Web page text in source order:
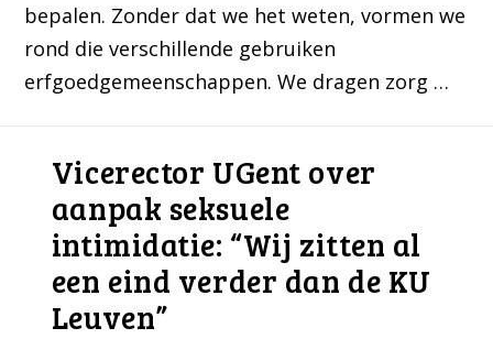
bepalen. Zonder dat we het weten, vormen we
rond die verschillende gebruiken
erfgoedgemeenschappen. We dragen zorg …
Vicerector UGent over
aanpak seksuele
intimidatie: “Wij zitten al
een eind verder dan de KU
Leuven”